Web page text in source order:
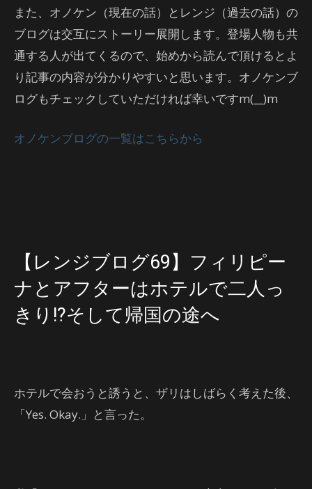
また、オノケン（現在の話）とレンジ（過去の話）の
ブログは交互にストーリー展開します。登場人物も共
通する人が出てくるので、始めから読んで頂けるとよ
り記事の内容が分かりやすいと思います。オノケンブ
ログもチェックしていただければ幸いですm(__)m
オノケンブログの一覧はこちらから
【レンジブログ69】フィリピー
ナとアフターはホテルで二人っ
きり!?そして帰国の途へ
ホテルで会おうと誘うと、ザリはしばらく考えた後、
「Yes. Okay.」と言った。